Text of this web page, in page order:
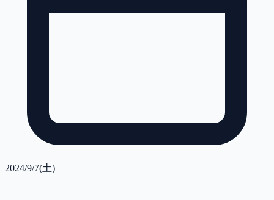
2024/9/7(土)